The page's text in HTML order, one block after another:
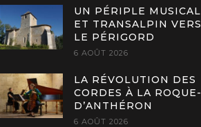
UN PÉRIPLE MUSICAL
ET TRANSALPIN VERS
LE PÉRIGORD
6 AOÛT 2026
LA RÉVOLUTION DES
CORDES À LA ROQUE-
D’ANTHÉRON
6 AOÛT 2026